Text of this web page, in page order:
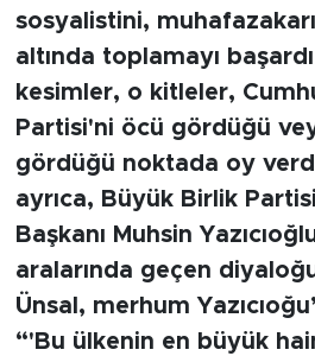
sosyalistini,
altında toplamayı
kesimler, o kitleler,
Partisi'ni öcü gördüğü
gördüğü noktada oy
ayrıca, Büyük Birlik
Başkanı Muhsin
aralarında geçen
Ünsal, merhum
“'Bu ülkenin en büyük